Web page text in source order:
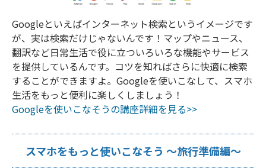
Googleといえばインターネット検索というイメージです
が、実は検索だけじゃないんです！マップやニュース、
翻訳など日常生活で役に立ついろいろな機能やサービス
を提供しているんです。コツを知ればさらに快適に検索
することができますよ。Googleを使いこなして、スマホ
生活をもっと便利に楽しくしましょう！
Googleを使いこなそうの講座詳細を見る>>
スマホをもっと使いこなそう ～旅行準備編～